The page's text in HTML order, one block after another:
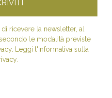
ricevere la newsletter, al
le modalità previste
Leggi l'informativa sulla